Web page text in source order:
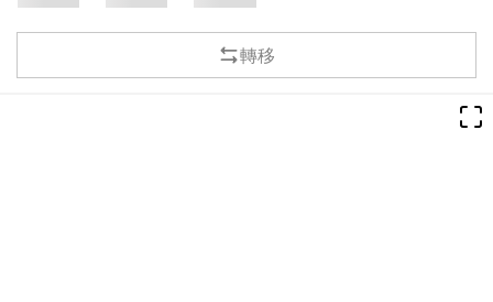
轉移